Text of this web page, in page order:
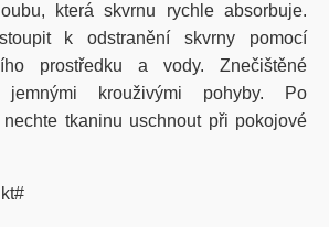
která skvrnu rychle absorbuje.
k odstranění skvrny pomocí
prostředku a vody. Znečištěné
jemnými krouživými pohyby. Po
tkaninu uschnout při pokojové